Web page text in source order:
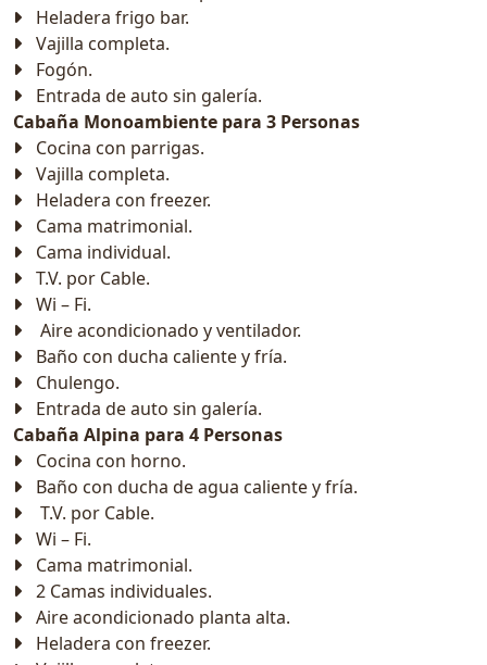
Heladera frigo bar.
Vajilla completa.
Fogón.
Entrada de auto sin galería.
Cabaña Monoambiente para 3 Personas
Cocina con parrigas.
Vajilla completa.
Heladera con freezer.
Cama matrimonial.
Cama individual.
T.V. por Cable.
Wi – Fi.
Aire acondicionado y ventilador.
Baño con ducha caliente y fría.
Chulengo.
Entrada de auto sin galería.
Cabaña Alpina para 4 Personas
Cocina con horno.
Baño con ducha de agua caliente y fría.
T.V. por Cable.
Wi – Fi.
Cama matrimonial.
2 Camas individuales.
Aire acondicionado planta alta.
Heladera con freezer.